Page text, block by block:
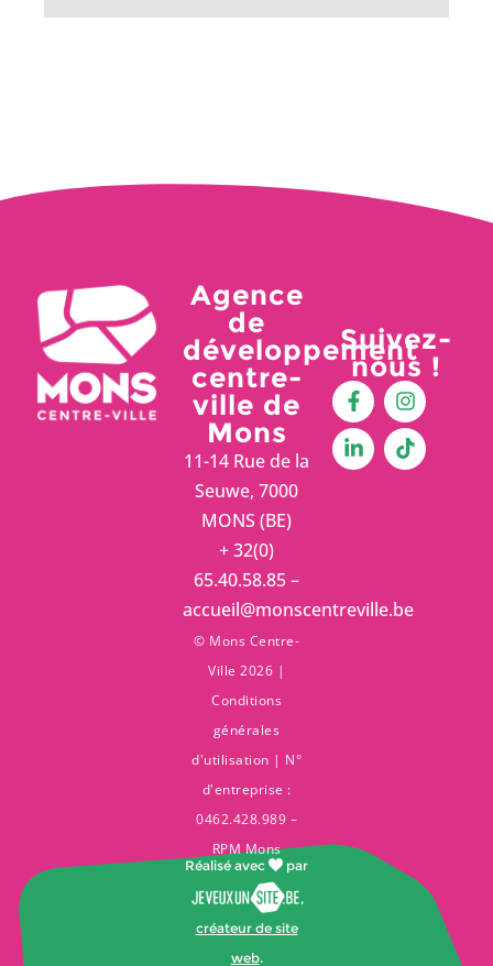
Agence
de
développement
centre-
ville de
Mons
11-14 Rue de la
Seuwe, 7000
MONS (BE)
+ 32(0)
65.40.58.85 –
accueil@monscentreville.be
© Mons Centre-
Ville 2026 |
Conditions
générales
d'utilisation | N°
d'entreprise :
0462.428.989 –
RPM Mons
Réalisé avec par
,
créateur de site
web.
Suivez-
nous !